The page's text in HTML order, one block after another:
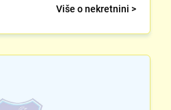
Više o nekretnini >